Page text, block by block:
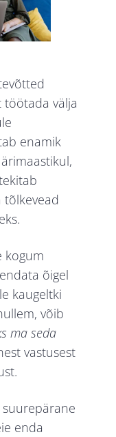
töötada välja
enamik
tõlkevead
kogum
õigel
kaugeltki
võib
ma seda
vastusest
enda